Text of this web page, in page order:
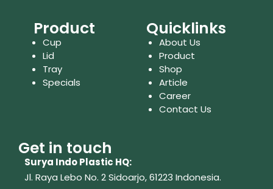
Product
Cup
Lid
Tray
Specials
Quicklinks
About Us
Product
Shop
Article
Career
Contact Us
Get in touch
Surya Indo Plastic HQ:
Jl. Raya Lebo No. 2 Sidoarjo, 61223 Indonesia.